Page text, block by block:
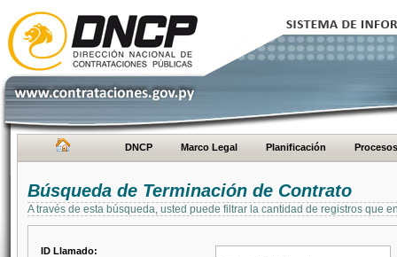
DNCP Marco Legal Planificación Procesos
Búsqueda de Terminación de Contrato
A través de esta búsqueda, usted puede filtrar la cantidad de registros que
ID Llamado: